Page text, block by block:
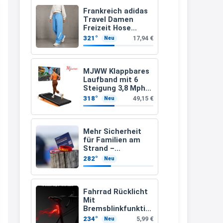
Frankreich adidas
Travel Damen
Freizeit Hose
JC8618 (Gr. 2XS bis
3XL)
321° Neu 17,94 €
MJWW Klappbares
Laufband mit 6
Steigung 3,8 Mph/6
Km/h Walking
318° Neu 49,15 €
Mehr Sicherheit
für Familien am
Strand –
kostenloses
Kindersuchband
der DLRG
282° Neu
Fahrrad Rücklicht
Mit
Bremsblinkfunktio
n (StVZO
234° Neu 5,99 €
müsste schon stornieren und
nochmal bestellen, da man
Rabattcodes oder auch
Geschenkgutscheine im
Warenkorb oder an der Kasse
VOR dem Kauf einlösen kann.
17:06
↩
Och siche den Gutschein
fürmeggelebaguetts
Kerstin
Meggle bagett Gutschein code